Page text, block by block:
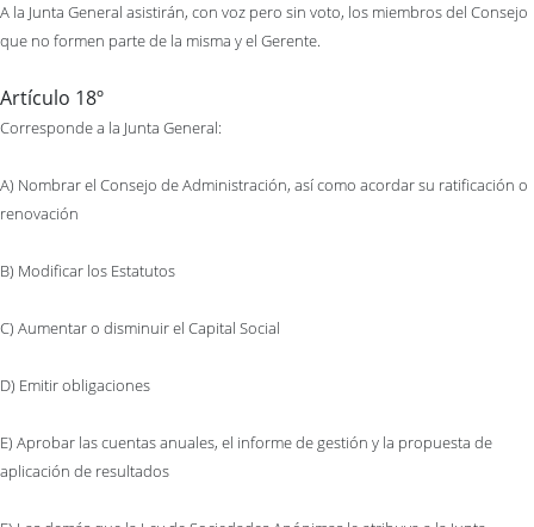
A la Junta General asistirán, con voz pero sin voto, los miembros del Consejo
que no formen parte de la misma y el Gerente.
Artículo 18º
Corresponde a la Junta General:
A) Nombrar el Consejo de Administración, así como acordar su ratificación o
renovación
B) Modificar los Estatutos
C) Aumentar o disminuir el Capital Social
D) Emitir obligaciones
E) Aprobar las cuentas anuales, el informe de gestión y la propuesta de
aplicación de resultados